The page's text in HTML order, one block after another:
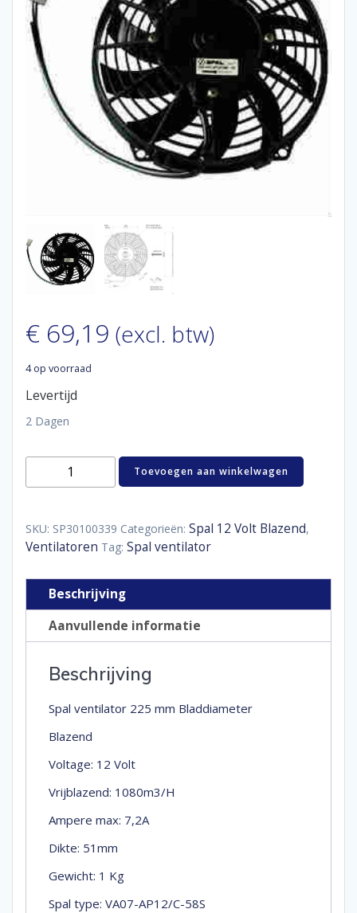
€ 69,19 (excl. btw)
4 op voorraad
Levertijd
2 Dagen
Spal
ventilator
aantal
Toevoegen aan winkelwagen
SKU: SP30100339 Categorieën: Spal 12 Volt Blazend,
Ventilatoren Tag: Spal ventilator
Beschrijving
Aanvullende informatie
Beschrijving
Spal ventilator 225 mm Bladdiameter
Blazend
Voltage: 12 Volt
Vrijblazend: 1080m3/H
Ampere max: 7,2A
Dikte: 51mm
Gewicht: 1 Kg
Spal type: VA07-AP12/C-58S